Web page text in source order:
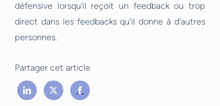
défensive lorsqu'il reçoit un feedback ou trop
direct dans les feedbacks qu'il donne à d'autres
personnes.
Partager cet article